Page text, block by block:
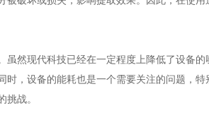
然现代科技已经在一定程度上降低了设备的
，设备的能耗也是一个需要关注的问题，
战。